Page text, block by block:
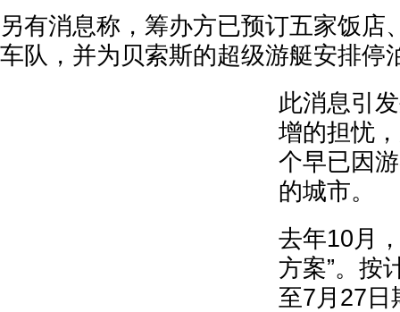
另有消息称，筹办方已预订五家饭店
车队，并为贝索斯的超级游艇安排停
此消息引
增的担忧
个早已因
的城市。
去年10月
方案”。按
至7月27日